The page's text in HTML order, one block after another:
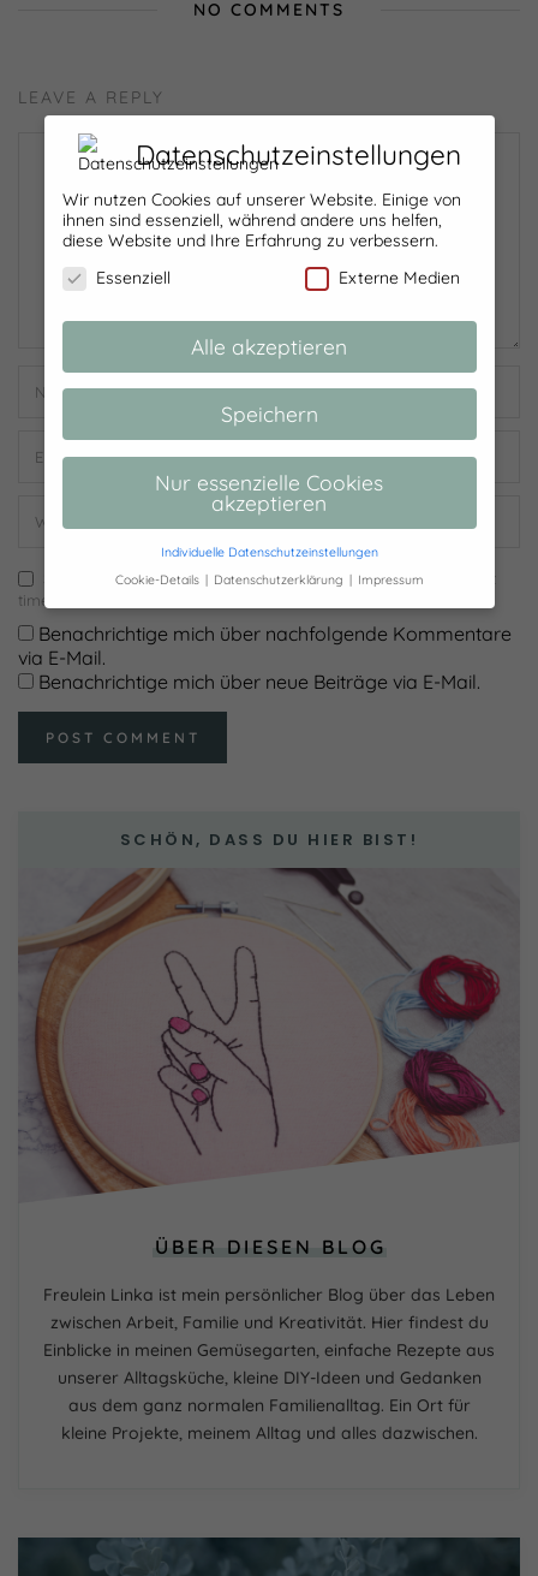
NO COMMENTS
LEAVE A REPLY
Save my name, email, and website in this browser for the next
time I comment.
Benachrichtige mich über nachfolgende Kommentare
via E-Mail.
Benachrichtige mich über neue Beiträge via E-Mail.
SCHÖN, DASS DU HIER BIST!
ÜBER DIESEN BLOG
Freulein Linka ist mein persönlicher Blog über das Leben
zwischen Arbeit, Familie und Kreativität. Hier findest du
Einblicke in meinen Gemüsegarten, einfache Rezepte aus
unserer Alltagsküche, kleine DIY-Ideen und Gedanken
aus dem ganz normalen Familienalltag. Ein Ort für
kleine Projekte, meinem Alltag und alles dazwischen.
Datenschutzeinstellungen
Wir nutzen Cookies auf unserer Website. Einige von
ihnen sind essenziell, während andere uns helfen,
diese Website und Ihre Erfahrung zu verbessern.
Essenziell
Externe Medien
Alle akzeptieren
Speichern
Nur essenzielle Cookies
akzeptieren
Individuelle Datenschutzeinstellungen
Cookie-Details
Datenschutzerklärung Impressum
Datenschutzeinstellungen
Hier finden Sie eine Übersicht über alle
Einwilligung zu ganzen Kategorien geben
oder sich weitere Informationen anzeigen
lassen und so nur bestimmte Cookies
auswählen.
Essenziell (1)
Essenzielle Cookies ermöglichen grundlegende
Funktionen und sind für die einwandfreie Funktion der
Website erforderlich.
Cookie-Informationen anzeigen
Externe Medien (7)
Inhalte von Videoplattformen und Social-Media-
Plattformen werden standardmäßig blockiert. Wenn
Cookies von externen Medien akzeptiert werden, bedarf
der Zugriff auf diese Inhalte keiner manuellen Einwilligung
Cookie-Informationen anzeigen